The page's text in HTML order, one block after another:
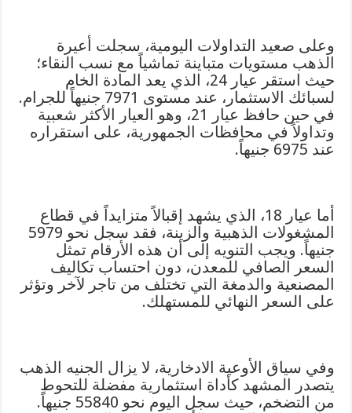
وعلى صعيد التداولات اليومية، سجلت أعيرة
الذهب مستويات متباينة تماشياً مع نسب النقاء؛
حيث استقر عيار 24، الذي يعد المادة الخام
لسبائك الاستثمار، عند مستوى 7971 جنيهاً للجرام.
في حين حافظ عيار 21، وهو العيار الأكثر شعبية
وتداولاً في محافظات الجمهورية، على استقراره
عند 6975 جنيهاً.
أما عيار 18، الذي يشهد إقبالاً متزايداً في قطاع
المشغولات الذهبية والزينة، فقد سجل نحو 5979
جنيهاً. ويجب التنويه إلى أن هذه الأرقام تمثل
السعر الصافي للمعدن، دون احتساب تكاليف
المصنعية والدمغة التي تختلف من تاجر لآخر وتؤثر
على السعر النهائي للمستهلك.
وفي سياق الأوعية الادخارية، لا يزال الجنيه الذهب
يتصدر المشهد كأداة استثمارية مفضلة للتحوط
من التضخم، حيث سجل اليوم نحو 55840 جنيهاً.